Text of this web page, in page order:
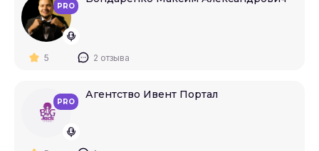
PRO
5 2 отзыва
PRO
Агентство Ивент Портал